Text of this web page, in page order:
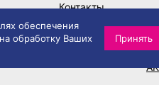
обеспечения
обработку Ваших
Принять
Контакты
Написать директору
Разработка и техническая